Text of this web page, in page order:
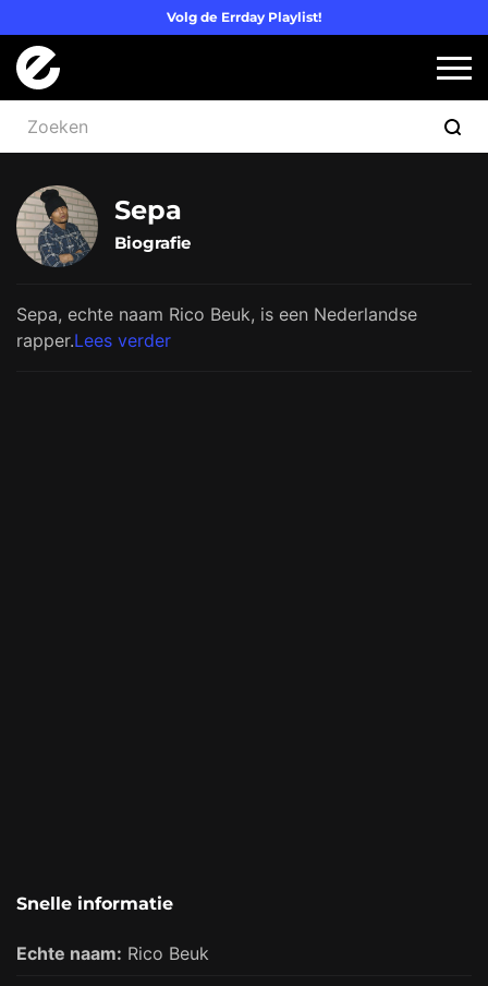
Volg de Errday Playlist!
Sepa
Biografie
Sepa, echte naam Rico Beuk, is een Nederlandse
rapper.Lees verder
Snelle informatie
Echte naam: Rico Beuk